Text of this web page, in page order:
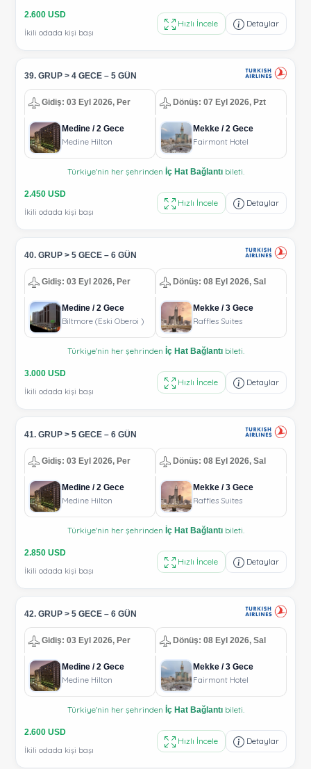
2.600 USD
İkili odada kişi başı
Hızlı İncele Detaylar
39. GRUP > 4 GECE – 5 GÜN
Gidiş: 03 Eyl 2026, Per Dönüş: 07 Eyl 2026, Pzt
Medine / 2 Gece
Medine Hilton
Mekke / 2 Gece
Fairmont Hotel
Türkiye'nin her şehrinden İç Hat Bağlantıbileti.
2.450 USD
İkili odada kişi başı
Hızlı İncele Detaylar
40. GRUP > 5 GECE – 6 GÜN
Gidiş: 03 Eyl 2026, Per Dönüş: 08 Eyl 2026, Sal
Medine / 2 Gece
Biltmore (Eski Oberoi )
Mekke / 3 Gece
Raffles Suites
Türkiye'nin her şehrinden İç Hat Bağlantıbileti.
3.000 USD
İkili odada kişi başı
Hızlı İncele Detaylar
41. GRUP > 5 GECE – 6 GÜN
Gidiş: 03 Eyl 2026, Per Dönüş: 08 Eyl 2026, Sal
Medine / 2 Gece
Medine Hilton
Mekke / 3 Gece
Raffles Suites
Türkiye'nin her şehrinden İç Hat Bağlantıbileti.
2.850 USD
İkili odada kişi başı
Hızlı İncele Detaylar
42. GRUP > 5 GECE – 6 GÜN
Gidiş: 03 Eyl 2026, Per Dönüş: 08 Eyl 2026, Sal
Medine / 2 Gece
Medine Hilton
Mekke / 3 Gece
Fairmont Hotel
Türkiye'nin her şehrinden İç Hat Bağlantıbileti.
2.600 USD
İkili odada kişi başı
Hızlı İncele Detaylar